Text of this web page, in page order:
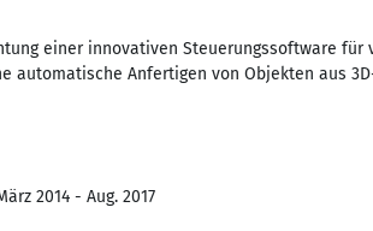
einer innovativen Steuerungssoftware
automatische Anfertigen von Objekten aus
2014 - Aug. 2017